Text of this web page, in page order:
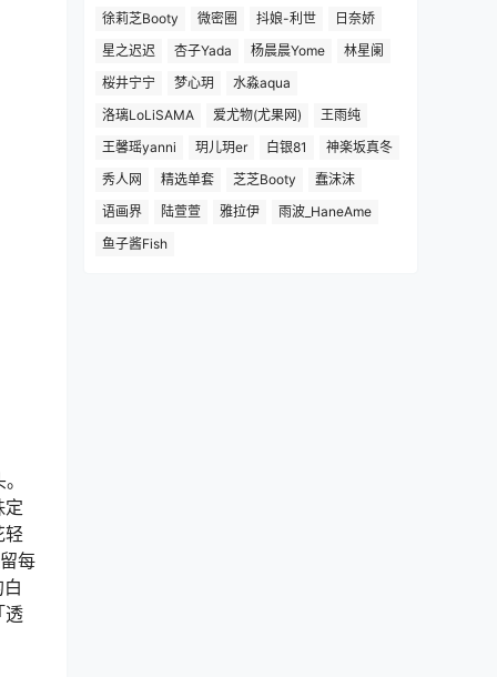
定
轻
每
透
徐莉芝Booty
微密圈 抖娘-利世
日奈娇
星之迟迟
杏子Yada 杨晨晨Yome
林星阑
桜井宁宁
梦心玥
水淼aqua
洛璃LoLiSAMA
爱尤物(尤果网)
王雨纯
王馨瑶yanni
玥儿玥er 白银81
神楽坂真冬
秀人网
精选单套 芝芝Booty
蠢沫沫
语画界
陆萱萱 雅拉伊
雨波_HaneAme
鱼子酱Fish